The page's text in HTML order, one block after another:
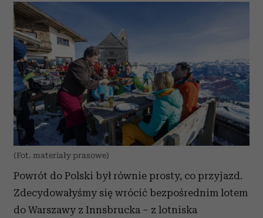
(Fot. materiały prasowe)
Powrót do Polski był równie prosty, co przyjazd.
Zdecydowałyśmy się wrócić bezpośrednim lotem
do Warszawy z Innsbrucka – z lotniska